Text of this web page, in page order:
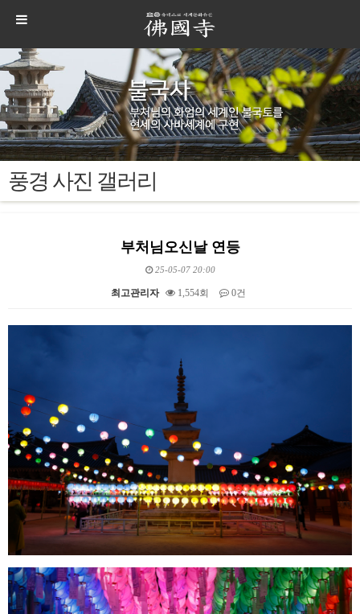
풍경 사진 갤러리
부처님오신날 연등
25-05-07 20:00
최고관리자 1,554회 0건